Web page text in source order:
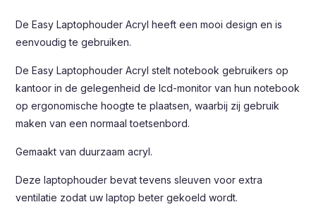
De Easy Laptophouder Acryl heeft een mooi design en is
eenvoudig te gebruiken.
De Easy Laptophouder Acryl stelt notebook gebruikers op
kantoor in de gelegenheid de lcd-monitor van hun notebook
op ergonomische hoogte te plaatsen, waarbij zij gebruik
maken van een normaal toetsenbord.
Gemaakt van duurzaam acryl.
Deze laptophouder bevat tevens sleuven voor extra
ventilatie zodat uw laptop beter gekoeld wordt.